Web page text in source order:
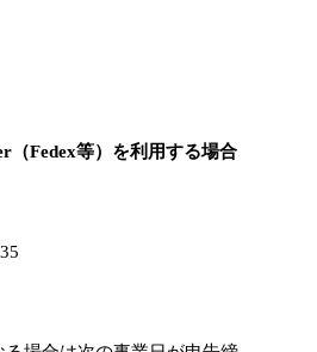
（Fedex等）を利用する場合